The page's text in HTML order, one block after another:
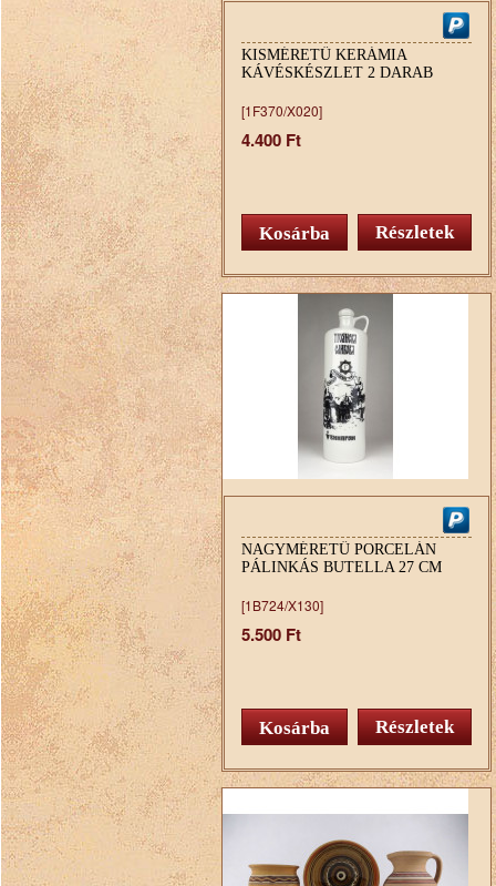
KISMÉRETŰ KERÁMIA
KÁVÉSKÉSZLET 2 DARAB
[1F370/X020]
4.400 Ft
Részletek
NAGYMÉRETŰ PORCELÁN
PÁLINKÁS BUTELLA 27 CM
[1B724/X130]
5.500 Ft
Részletek